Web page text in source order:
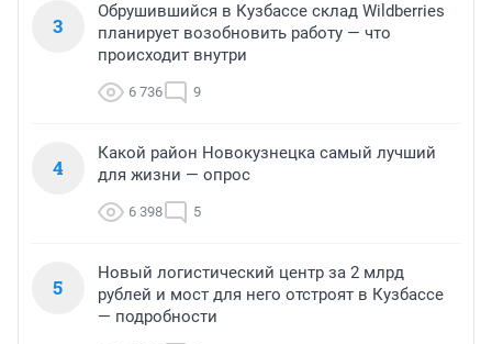
3
Обрушившийся в Кузбассе склад Wildberries
планирует возобновить работу — что
происходит внутри
6 736 9
4
Какой район Новокузнецка самый лучший
для жизни — опрос
6 398 5
5
Новый логистический центр за 2 млрд
рублей и мост для него отстроят в Кузбассе
— подробности